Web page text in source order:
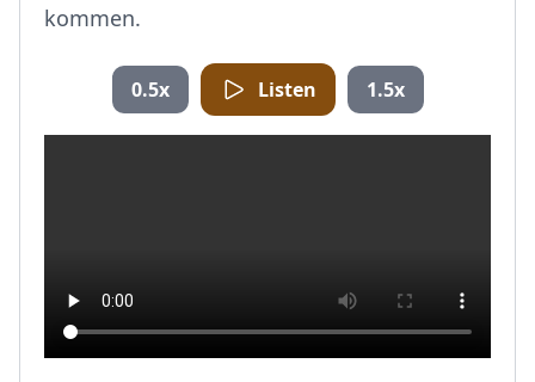
kommen.
0.5x Listen 1.5x